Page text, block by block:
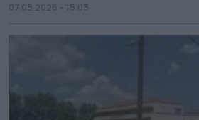
07.08.2026 - 15.03